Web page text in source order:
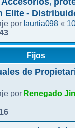
Accesorios,
Elite -
por laurtia098 «
43
Fijos
de
por Renegado
16